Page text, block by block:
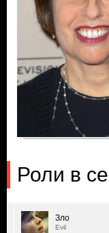
Роли в
Зло
Evil